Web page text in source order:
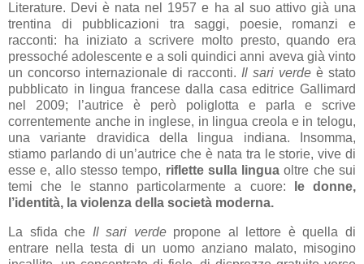
Literature. Devi è nata nel 1957 e ha al suo attivo già una
trentina di pubblicazioni tra saggi, poesie, romanzi e
racconti: ha iniziato a scrivere molto presto, quando era
pressoché adolescente e a soli quindici anni aveva già vinto
un concorso internazionale di racconti. Il sari verde è stato
pubblicato in lingua francese dalla casa editrice Gallimard
nel 2009; l’autrice è però poliglotta e parla e scrive
correntemente anche in inglese, in lingua creola e in telogu,
una variante dravidica della lingua indiana. Insomma,
stiamo parlando di un’autrice che è nata tra le storie, vive di
esse e, allo stesso tempo, riflette sulla lingua oltre che sui
temi che le stanno particolarmente a cuore: le donne,
l’identità, la violenza della società moderna.
La sfida che Il sari verde propone al lettore è quella di
entrare nella testa di un uomo anziano malato, misogino